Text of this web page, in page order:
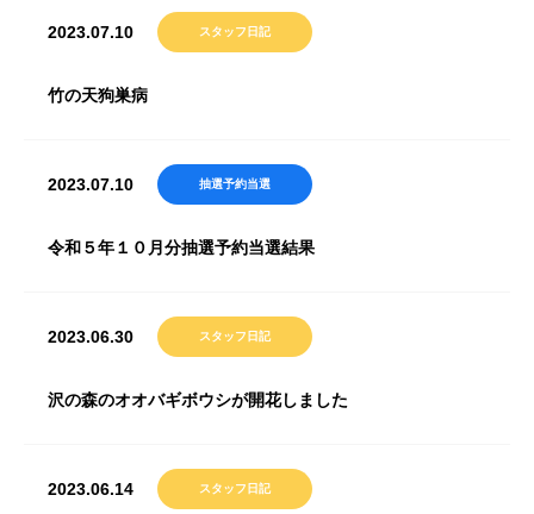
2023.07.10 スタッフ日記
竹の天狗巣病
2023.07.10 抽選予約当選
令和５年１０月分抽選予約当選結果
2023.06.30 スタッフ日記
沢の森のオオバギボウシが開花しました
2023.06.14 スタッフ日記